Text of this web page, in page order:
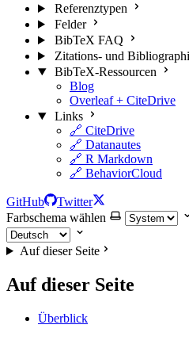
Referenztypen
Felder
BibTeX FAQ
Zitations- und
BibTeX-Ressourcen
Blog
Overleaf + CiteDrive
Links
🔗 CiteDrive
🔗 Datanautes
🔗 R Markdown
🔗 BehaviorCloud
GitHub
Twitter
Farbschema wählen
Auf dieser Seite
Auf dieser Seite
Überblick